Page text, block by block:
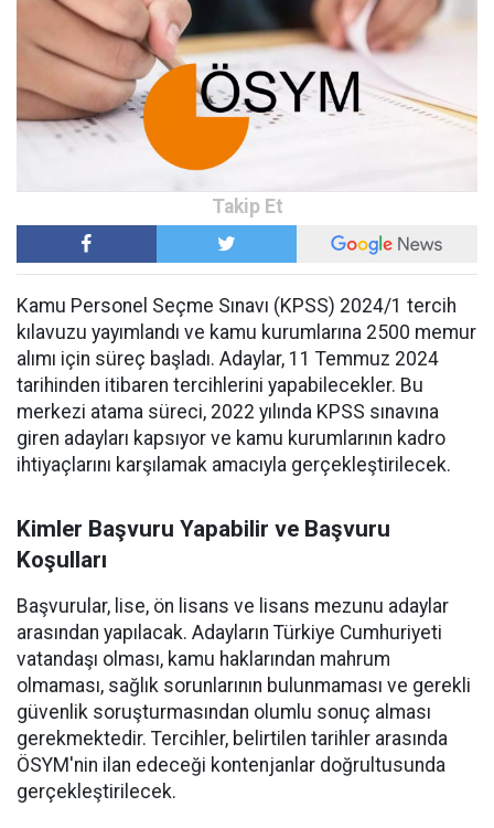
Kamu Personel Seçme Sınavı (KPSS) 2024/1 tercih
kılavuzu yayımlandı ve kamu kurumlarına 2500 memur
alımı için süreç başladı. Adaylar, 11 Temmuz 2024
tarihinden itibaren tercihlerini yapabilecekler. Bu
merkezi atama süreci, 2022 yılında KPSS sınavına
giren adayları kapsıyor ve kamu kurumlarının kadro
ihtiyaçlarını karşılamak amacıyla gerçekleştirilecek.
Kimler Başvuru Yapabilir ve Başvuru
Koşulları
Başvurular, lise, ön lisans ve lisans mezunu adaylar
arasından yapılacak. Adayların Türkiye Cumhuriyeti
vatandaşı olması, kamu haklarından mahrum
olmaması, sağlık sorunlarının bulunmaması ve gerekli
güvenlik soruşturmasından olumlu sonuç alması
gerekmektedir. Tercihler, belirtilen tarihler arasında
ÖSYM'nin ilan edeceği kontenjanlar doğrultusunda
gerçekleştirilecek.